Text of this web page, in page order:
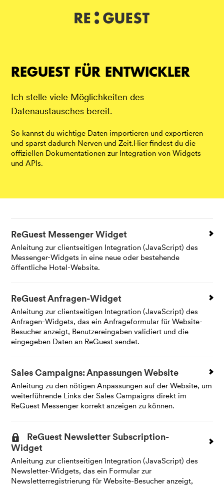
REGUEST FÜR ENTWICKLER
Ich stelle viele Möglichkeiten des
Datenaustausches bereit.
So kannst du wichtige Daten importieren und exportieren
und sparst dadurch Nerven und Zeit.Hier findest du die
offiziellen Dokumentationen zur Integration von Widgets
und APIs.
ReGuest Messenger Widget
Anleitung zur clientseitigen Integration (JavaScript) des
Messenger-Widgets in eine neue oder bestehende
öffentliche Hotel-Website.
ReGuest Anfragen-Widget
Anleitung zur clientseitigen Integration (JavaScript) des
Anfragen-Widgets, das ein Anfrageformular für Website-
Besucher anzeigt, Benutzereingaben validiert und die
eingegeben Daten an ReGuest sendet.
Sales Campaigns: Anpassungen Website
Anleitung zu den nötigen Anpassungen auf der Website, um
weiterführende Links der Sales Campaigns direkt im
ReGuest Messenger korrekt anzeigen zu können.
ReGuest Newsletter Subscription-
Widget
Anleitung zur clientseitigen Integration (JavaScript) des
Newsletter-Widgets, das ein Formular zur
Newsletterregistrierung für Website-Besucher anzeigt,